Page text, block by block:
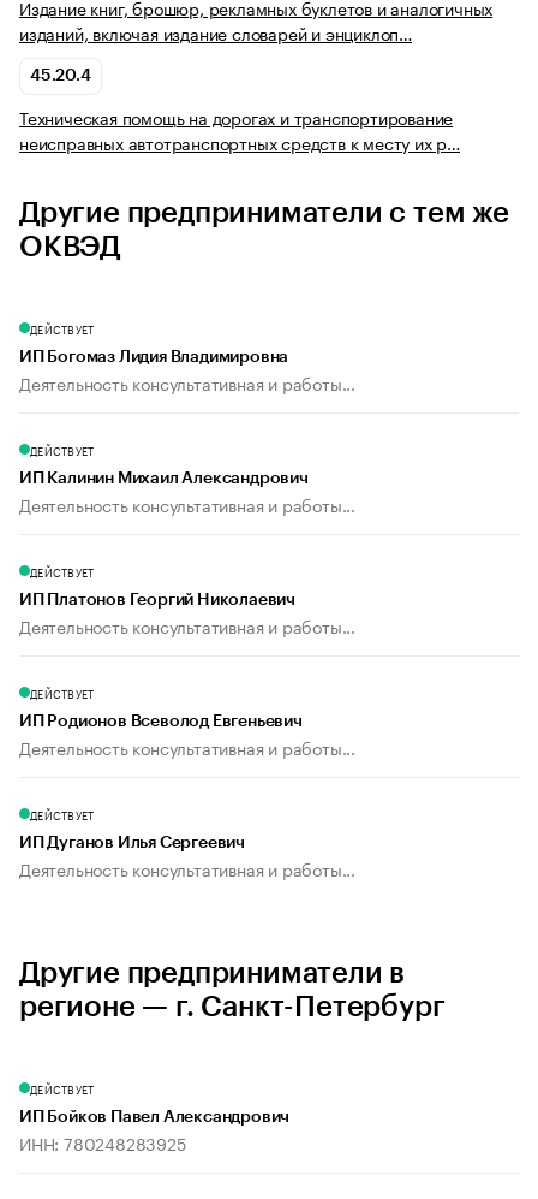
Издание книг, брошюр, рекламных буклетов и аналогичных
изданий, включая издание словарей и энциклоп…
45.20.4
Техническая помощь на дорогах и транспортирование
неисправных автотранспортных средств к месту их р…
Другие предприниматели с тем же
ОКВЭД
ДЕЙСТВУЕТ
ИП Богомаз Лидия Владимировна
Деятельность консультативная и работы...
ДЕЙСТВУЕТ
ИП Калинин Михаил Александрович
Деятельность консультативная и работы...
ДЕЙСТВУЕТ
ИП Платонов Георгий Николаевич
Деятельность консультативная и работы...
ДЕЙСТВУЕТ
ИП Родионов Всеволод Евгеньевич
Деятельность консультативная и работы...
ДЕЙСТВУЕТ
ИП Дуганов Илья Сергеевич
Деятельность консультативная и работы...
Другие предприниматели в
регионе — г. Санкт-Петербург
ДЕЙСТВУЕТ
ИП Бойков Павел Александрович
ИНН: 780248283925